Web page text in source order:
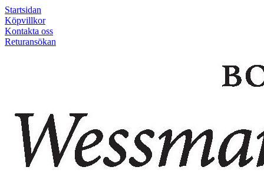
Startsidan
Köpvillkor
Kontakta oss
Returansökan